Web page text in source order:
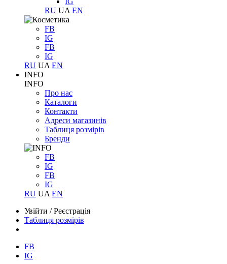
RU UA EN
FB
IG
FB
IG
RU UA EN
INFO
INFO
Про нас
Каталоги
Контакти
Адреси магазинів
Таблиця розмірів
Бренди
FB
IG
FB
IG
RU UA EN
Увійти /Реєстрація
Таблиця розмірів
FB
IG